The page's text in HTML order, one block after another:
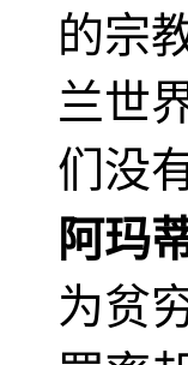
的宗
兰世
们没
阿玛
为贫